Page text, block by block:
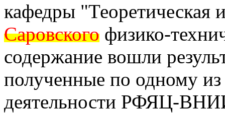
кафедры "Теоретическая
Саровского физико-
содержание вошли
полученные по одному
деятельности РФЯЦ-